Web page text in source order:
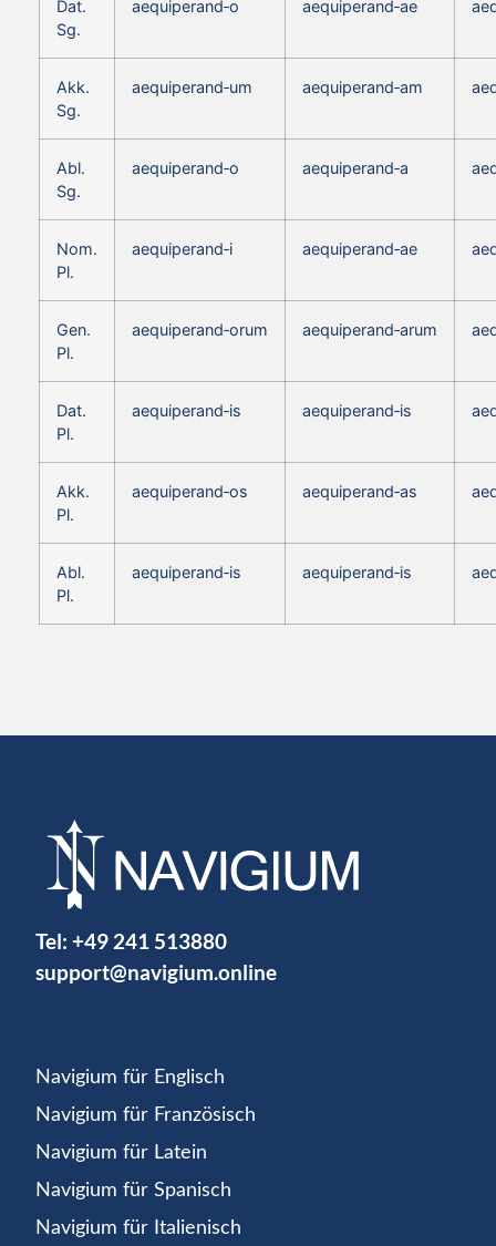
Dat.
Sg.
aequiperand‑o aequiperand‑ae
Akk.
Sg.
aequiperand‑um aequiperand‑am
Abl.
Sg.
aequiperand‑o aequiperand‑a
Nom.
Pl.
aequiperand‑i aequiperand‑ae
Gen.
Pl.
aequiperand‑orum aequiperand‑arum
Dat.
Pl.
aequiperand‑is aequiperand‑is
Akk.
Pl.
aequiperand‑os aequiperand‑as
Abl.
Pl.
aequiperand‑is aequiperand‑is
Tel: +49 241 513880
support@navigium.online
Navigium für Englisch
Navigium für Französisch
Navigium für Latein
Navigium für Spanisch
Navigium für Italienisch